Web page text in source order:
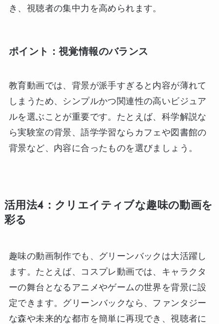
き、視聴者の集中力を高められます。
ポイント：視覚情報のバランス
教育動画では、背景が派手すぎると内容が薄れて
しまうため、シンプルかつ関連性の高いビジュア
ルを選ぶことが重要です。たとえば、科学解説な
ら実験室の背景、語学学習ならカフェや図書館の
背景など、内容に合ったものを選びましょう。
活用法4：クリエイティブな趣味の動画を
彩る
趣味の動画制作でも、グリーンバックは大活躍し
ます。たとえば、コスプレ動画では、キャラクタ
ーの舞台となるアニメやゲームの世界を背景に設
定できます。グリーンバックなら、ファンタジー
な森や未来的な都市を簡単に再現でき、視聴者に